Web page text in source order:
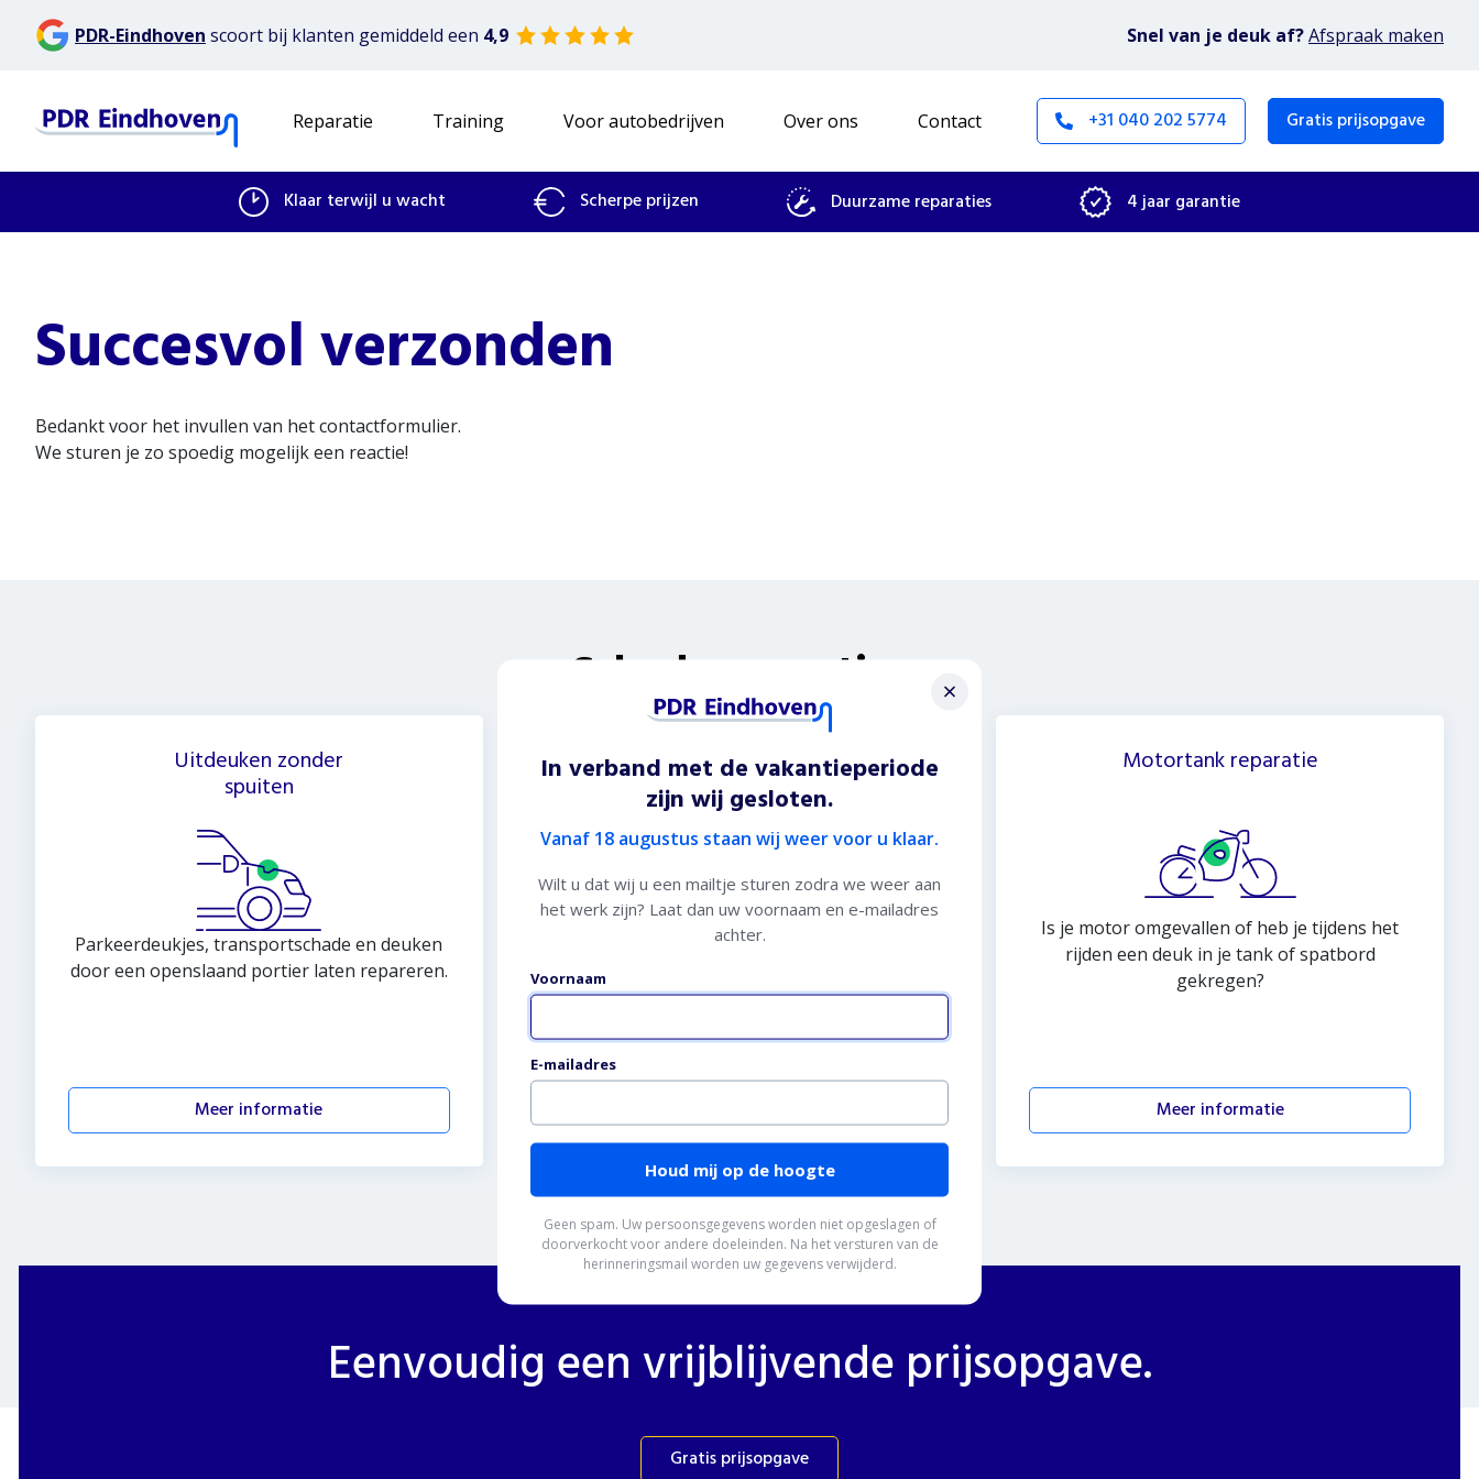
PDR-Eindhoven scoort bij klanten gemiddeld een 4,9 Snel van je deuk af?Afspraak maken
Reparatie Training Voor autobedrijven Over ons Contact +31 040 202 5774 Gratis prijsopgave
Klaar terwijl u wacht Scherpe prijzen Duurzame reparaties 4 jaar garantie
Succesvol verzonden
Bedankt voor het invullen van het contactformulier.
We sturen je zo spoedig mogelijk een reactie!
Schadereparaties
Uitdeuken zonder
spuiten
Parkeerdeukjes, transportschade en deuken
door een openslaand portier laten repareren.
Meer informatie
Hagelschade reparatie
Of het nu gaat om 50 of om 500 deukjes, onze
methode garandeert 100% herstel.
Motortank reparatie
Is je motor omgevallen of heb je tijdens het
rijden een deuk in je tank of spatbord
gekregen?
Meer informatie
Eenvoudig een vrijblijvende prijsopgave.
Gratis prijsopgave
In verband met de vakantieperiode
zijn wij gesloten.
Vanaf 18 augustus staan wij weer voor u klaar.
Wilt u dat wij u een mailtje sturen zodra we weer aan
het werk zijn? Laat dan uw voornaam en e-mailadres
achter.
Website (niet invullen)
Voornaam
E-mailadres
Houd mij op de hoogte
Geen spam. Uw persoonsgegevens worden niet opgeslagen of
doorverkocht voor andere doeleinden. Na het versturen van de
herinneringsmail worden uw gegevens verwijderd.